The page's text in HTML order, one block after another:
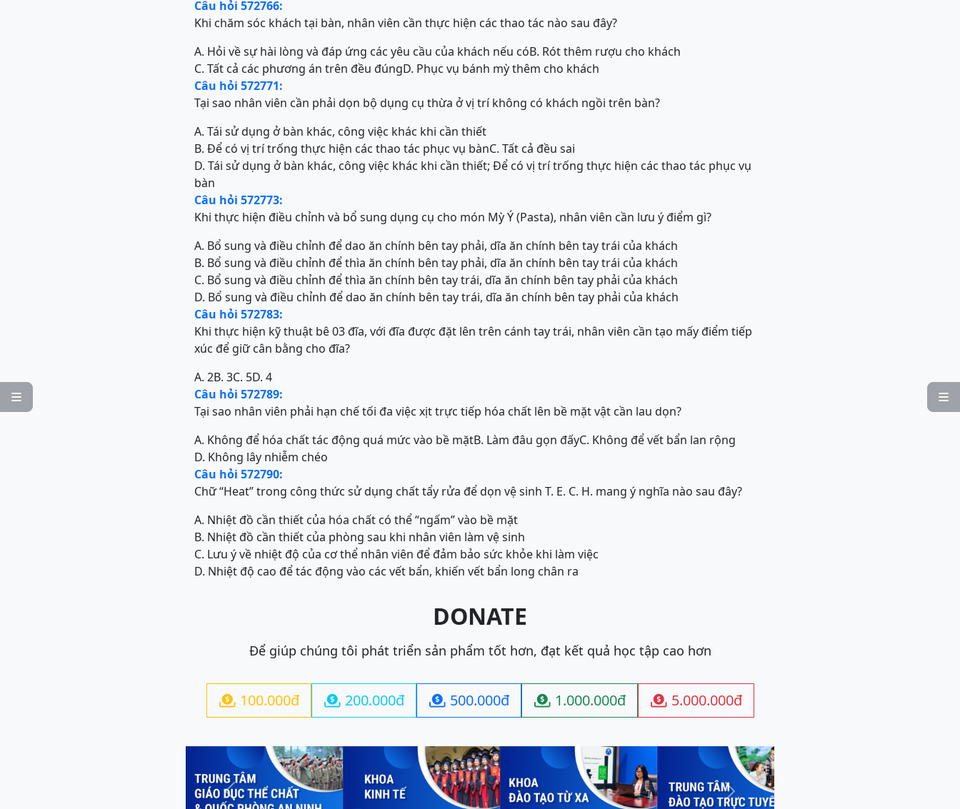


Câu hỏi 572766:
Khi chăm sóc khách tại bàn, nhân viên cần thực hiện các thao tác nào sau đây?
A. Hỏi về sự hài lòng và đáp ứng các yêu cầu của khách nếu cóB. Rót thêm rượu cho khách
C. Tất cả các phương án trên đều đúngD. Phục vụ bánh mỳ thêm cho khách
Câu hỏi 572771:
Tại sao nhân viên cần phải dọn bộ dụng cụ thừa ở vị trí không có khách ngồi trên bàn?
A. Tái sử dụng ở bàn khác, công việc khác khi cần thiết
B. Để có vị trí trống thực hiện các thao tác phục vụ bànC. Tất cả đều sai
D. Tái sử dụng ở bàn khác, công việc khác khi cần thiết; Để có vị trí trống thực hiện các thao tác phục vụ
bàn
Câu hỏi 572773:
Khi thực hiện điều chỉnh và bổ sung dụng cụ cho món Mỳ Ý (Pasta), nhân viên cần lưu ý điểm gì?
A. Bổ sung và điều chỉnh để dao ăn chính bên tay phải, dĩa ăn chính bên tay trái của khách
B. Bổ sung và điều chỉnh để thìa ăn chính bên tay phải, dĩa ăn chính bên tay trái của khách
C. Bổ sung và điều chỉnh để thìa ăn chính bên tay trái, dĩa ăn chính bên tay phải của khách
D. Bổ sung và điều chỉnh để dao ăn chính bên tay trái, dĩa ăn chính bên tay phải của khách
Câu hỏi 572783:
Khi thực hiện kỹ thuật bê 03 đĩa, với đĩa được đặt lên trên cánh tay trái, nhân viên cần tạo mấy điểm tiếp
xúc để giữ cân bằng cho đĩa?
A. 2B. 3C. 5D. 4
Câu hỏi 572789:
Tại sao nhân viên phải hạn chế tối đa việc xịt trực tiếp hóa chất lên bề mặt vật cần lau dọn?
A. Không để hóa chất tác động quá mức vào bề mặtB. Làm đâu gọn đấyC. Không để vết bẩn lan rộng
D. Không lây nhiễm chéo
Câu hỏi 572790:
Chữ “Heat” trong công thức sử dụng chất tẩy rửa để dọn vệ sinh T. E. C. H. mang ý nghĩa nào sau đây?
A. Nhiệt đồ cần thiết của hóa chất có thể “ngấm” vào bề mặt
B. Nhiệt đồ cần thiết của phòng sau khi nhân viên làm vệ sinh
C. Lưu ý về nhiệt độ của cơ thể nhân viên để đảm bảo sức khỏe khi làm việc
D. Nhiệt độ cao để tác động vào các vết bẩn, khiến vết bẩn long chân ra
DONATE
Để giúp chúng tôi phát triển sản phẩm tốt hơn, đạt kết quả học tập cao hơn
 100.000đ  200.000đ  500.000đ  1.000.000đ  5.000.000đ
Previous Next